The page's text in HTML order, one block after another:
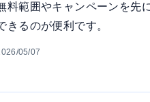
料範囲やキャンペーンを先
きるのが便利です。
05/07